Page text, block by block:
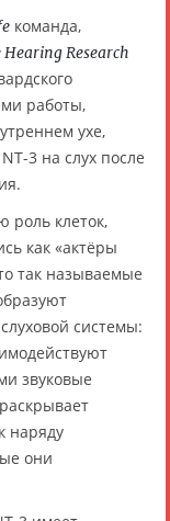
команда,
Hearing Research
работы,
ухе,
3 на слух после
роль клеток,
как «актёры
так называемые
системы:
звуковые
наряду
они